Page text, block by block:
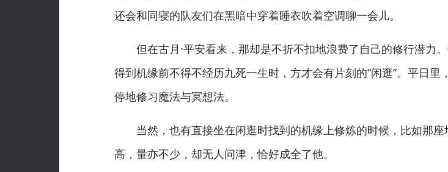
还会和同寝的队友们在黑暗中穿着睡衣吹着空调聊一会儿。
但在古月·平安看来，那却是不折不扣地浪费了自己的修行潜力
得到机缘前不得不经历九死一生时，方才会有片刻的“闲逛”。平日
停地修习魔法与冥想法。
当然，也有直接坐在闲逛时找到的机缘上修炼的时候，比如那座
高，量亦不少，却无人问津，恰好成全了他。